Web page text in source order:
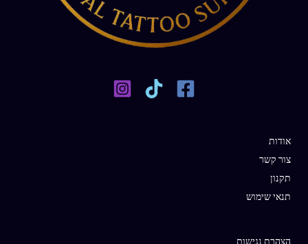
אודות
צור קשר
תקנון
תנאי שימוש
הצהרת נגישות